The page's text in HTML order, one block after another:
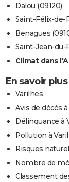
Dalou (09120)
Saint-Félix-de-
Benagues
Saint-Jean-du-
Climat dans
En savoir
Varilhes
Avis de décès
Délinquance à
Pollution à
Risques
Nombre de
Classement